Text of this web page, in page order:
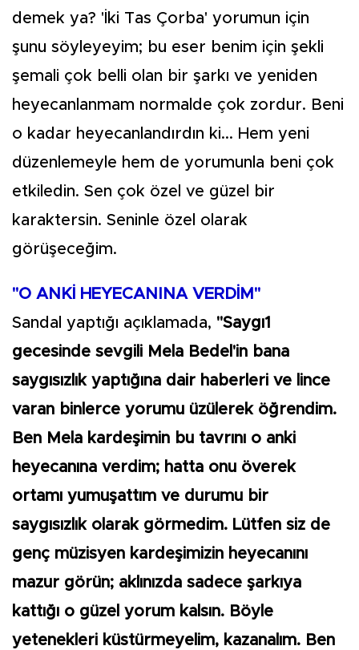
demek ya? 'İki Tas Çorba' yorumun için
şunu söyleyeyim; bu eser benim için şekli
şemali çok belli olan bir şarkı ve yeniden
heyecanlanmam normalde çok zordur. Beni
o kadar heyecanlandırdın ki... Hem yeni
düzenlemeyle hem de yorumunla beni çok
etkiledin. Sen çok özel ve güzel bir
karaktersin. Seninle özel olarak
görüşeceğim.
"O ANKİ HEYECANINA VERDİM"
Sandal yaptığı açıklamada, "Saygı1
gecesinde sevgili Mela Bedel'in bana
saygısızlık yaptığına dair haberleri ve lince
varan binlerce yorumu üzülerek öğrendim.
Ben Mela kardeşimin bu tavrını o anki
heyecanına verdim; hatta onu överek
ortamı yumuşattım ve durumu bir
saygısızlık olarak görmedim. Lütfen siz de
genç müzisyen kardeşimizin heyecanını
mazur görün; aklınızda sadece şarkıya
kattığı o güzel yorum kalsın. Böyle
yetenekleri küstürmeyelim, kazanalım. Ben